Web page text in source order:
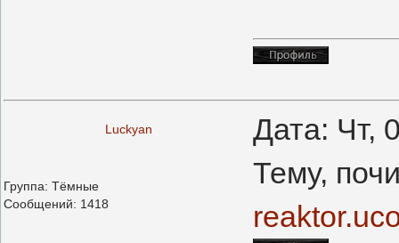
Luckyan Дата: Чт,
Группа: Тёмные
Сообщений: 1418
Тему,